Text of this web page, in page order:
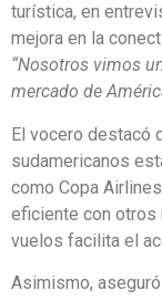
turística, en
mejora en la
“Nosotros vimos
mercado de
El vocero destacó
sudamericanos
como Copa
eficiente con otros
vuelos facilita el
Asimismo,